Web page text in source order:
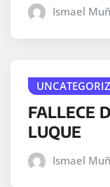
Ismael
FALLECE
LUQUE
Ismael